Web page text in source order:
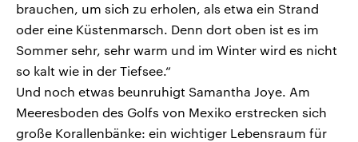
brauchen, um sich zu erholen, als etwa ein Strand
oder eine Küstenmarsch. Denn dort oben ist es im
Sommer sehr, sehr warm und im Winter wird es nicht
so kalt wie in der Tiefsee.“
Und noch etwas beunruhigt Samantha Joye. Am
Meeresboden des Golfs von Mexiko erstrecken sich
große Korallenbänke: ein wichtiger Lebensraum für